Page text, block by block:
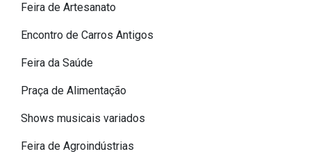
Radar da Transparência
Cespro
Feira de Artesanato
Encontro de Carros Antigos
Feira da Saúde
Praça de Alimentação
Shows musicais variados
Feira de Agroindústrias